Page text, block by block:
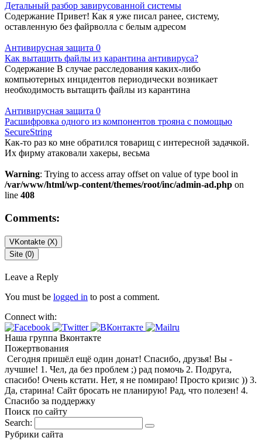
Детальный разбор завирусованной системы
Содержание Привет! Как я уже писал ранее, систему,
оставленную без файрволла с белым адресом
Антивирусная защита 0
Как вытащить файлы из карантина антивируса?
Содержание В случае расследования каких-либо
компьютерных инцидентов периодически возникает
необходимость вытащить файлы из карантина
Антивирусная защита 0
Расшифровка одного из компонентов трояна с помощью
SecureString
Как-то раз ко мне обратился товарищ с интересной задачкой.
Их фирму атаковали хакеры, весьма
Warning: Trying to access array offset on value of type bool in
/var/www/html/wp-content/themes/root/inc/admin-ad.php on
line 408
Comments:
VKontakte (X)
Site (0)
Leave a Reply
You must be logged in to post a comment.
Connect with:
Наша группа Вконтакте
Пожертвования
Сегодня пришёл ещё один донат! Спасибо, друзья! Вы -
лучшие! 1. Чел, да без проблем ;) рад помочь 2. Подруга,
спасибо! Очень кстати. Нет, я не помираю! Просто кризис )) 3.
Да, старина! Сайт бросать не планирую! Рад, что полезен! 4.
Спасибо за поддержку
Поиск по сайту
Search:
Рубрики сайта